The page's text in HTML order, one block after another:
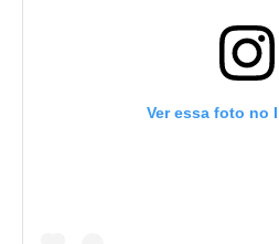
Ver essa foto no